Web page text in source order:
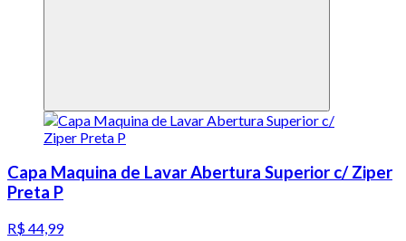
Capa Maquina de Lavar Abertura Superior c/ Ziper
Preta P
R$ 44,99